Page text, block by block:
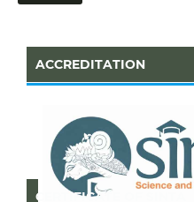
ACCREDITATION
CERTIFICATE OF SINTA